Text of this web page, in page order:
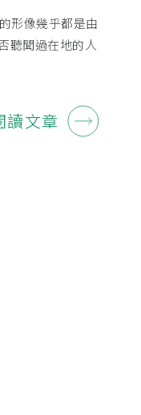
形像幾乎都是由
聽聞過在地的人
讀文章